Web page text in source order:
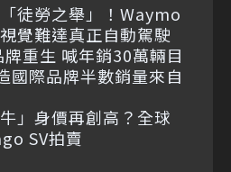
徒勞之舉」！Waymo
覺難達真正自動駕駛
重生 喊年銷30萬輛目
國際品牌半數銷量來自
」身價再創高？全球
SV拍賣